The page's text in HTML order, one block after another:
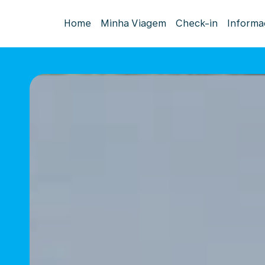
Home Minha Viagem Check-in